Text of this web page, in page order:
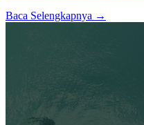
Baca Selengkapnya →